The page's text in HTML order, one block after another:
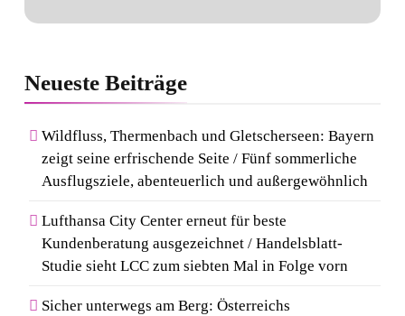
Neueste Beiträge
Wildfluss, Thermenbach und Gletscherseen: Bayern
zeigt seine erfrischende Seite / Fünf sommerliche
Ausflugsziele, abenteuerlich und außergewöhnlich
Lufthansa City Center erneut für beste
Kundenberatung ausgezeichnet / Handelsblatt-
Studie sieht LCC zum siebten Mal in Folge vorn
Sicher unterwegs am Berg: Österreichs